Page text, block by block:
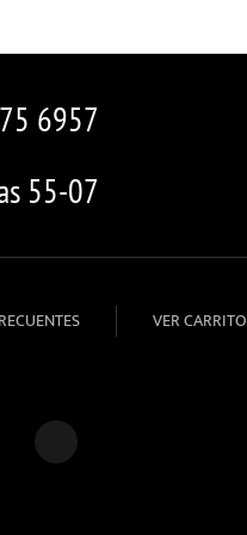
6957
55-07
VER CARRITO